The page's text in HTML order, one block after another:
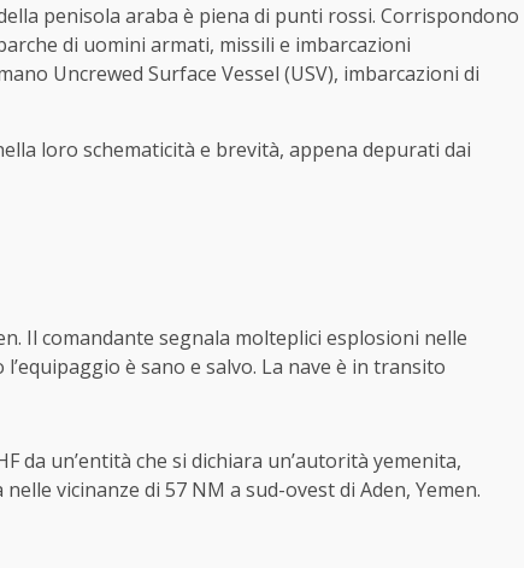
penisola araba è piena di punti rossi. Corrispondono
di uomini armati, missili e imbarcazioni
Uncrewed Surface Vessel (USV), imbarcazioni di
loro schematicità e brevità, appena depurati dai
Il comandante segnala molteplici esplosioni nelle
è sano e salvo. La nave è in transito
da un’entità che si dichiara un’autorità yemenita,
vicinanze di 57 NM a sud-ovest di Aden, Yemen.